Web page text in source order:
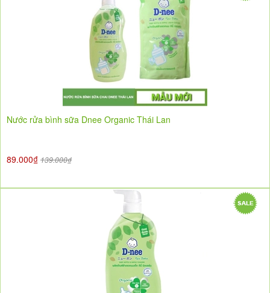
Nước rửa bình sữa Dnee Organic Thái Lan
89.000₫ 139.000₫